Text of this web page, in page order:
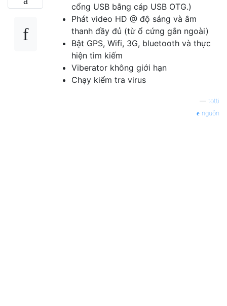
cổng USB bằng cáp USB OTG.)
Phát video HD @ độ sáng và âm
thanh đầy đủ (từ ổ cứng gắn ngoài)
Bật GPS, Wifi, 3G, bluetooth và thực
hiện tìm kiếm
Viberator không giới hạn
Chạy kiểm tra virus
totti
nguồn